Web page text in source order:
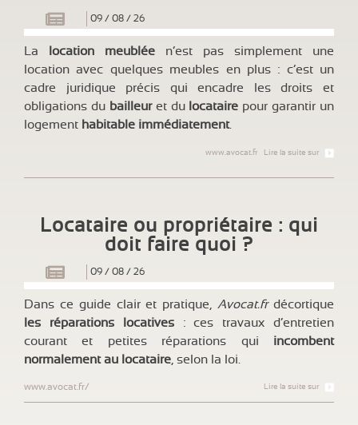
09/ 08 / 26
La location meublée n’est pas simplement une
location avec quelques meubles en plus : c’est un
cadre juridique précis qui encadre les droits et
obligations du bailleuret du locataire pour garantir un
logement habitable immédiatement.
Lire la suite sur
www.avocat.fr
Locataire ou propriétaire : qui
doit faire quoi ?
09/ 08 / 26
Dans ce guide clair et pratique, Avocat.frdécortique
les réparations locatives: ces travaux d’entretien
courant et petites réparations qui incombent
normalement au locataire , selon la loi.
Lire la suite sur
www.avocat.fr/